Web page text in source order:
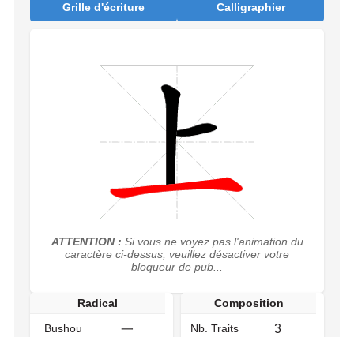
Radical
Bushou
一
Composition
Nb. Traits
3
Grille d'écriture Calligraphier
ATTENTION : Si vous ne voyez pas l'animation du
caractère ci-dessus, veuillez désactiver votre
bloqueur de pub...